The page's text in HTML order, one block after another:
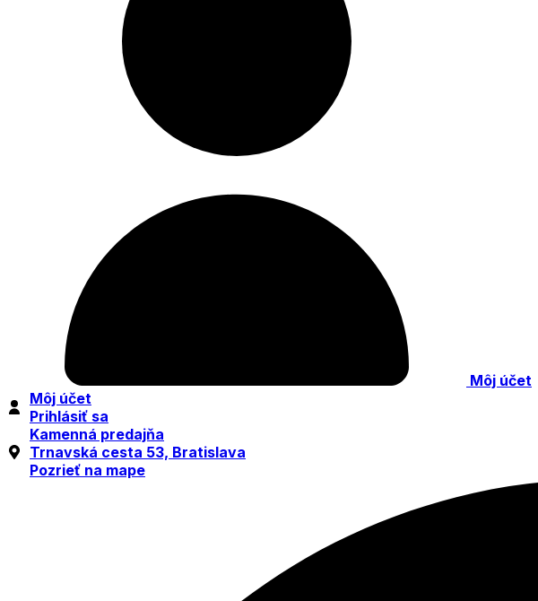
Môj účet
Môj účet
Prihlásiť sa
Kamenná predajňa
Trnavská cesta 53, Bratislava
Pozrieť na mape